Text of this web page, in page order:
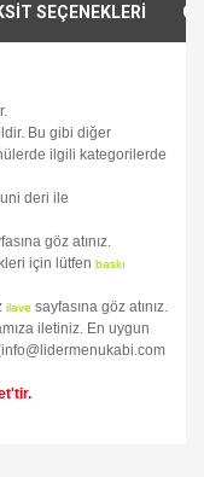
SEÇENEKLERİ
Bu gibi diğer
ilgili kategorilerde
deri ile
göz atınız.
için lütfen baskı
ilave sayfasına göz atınız.
iletiniz. En uygun